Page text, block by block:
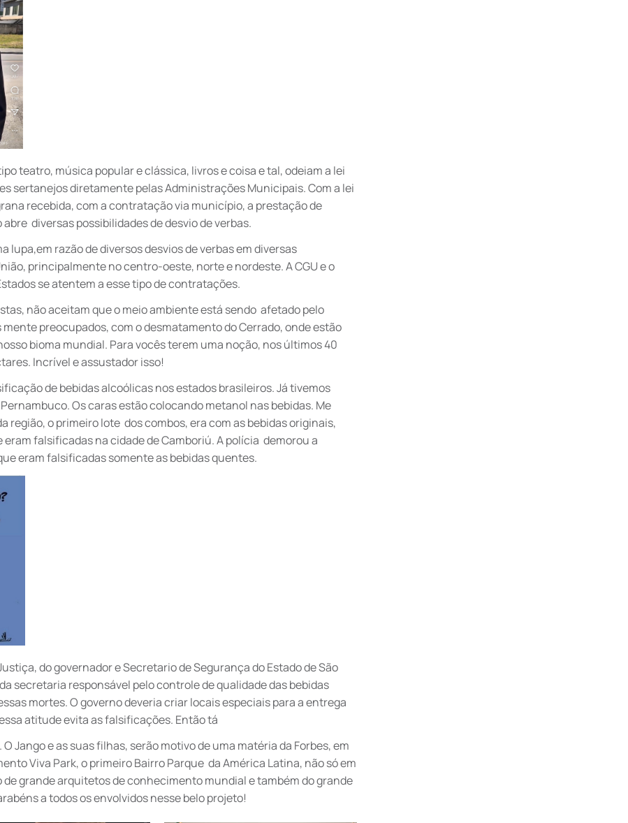
teatro, música popular e clássica, livros e coisa e tal, odeiam a lei
sertanejos diretamente pelas Administrações Municipais. Com a lei
recebida, com a contratação via município, a prestação de
diversas possibilidades de desvio de verbas.
razão de diversos desvios de verbas em diversas
principalmente no centro-oeste, norte e nordeste. A CGU e o
se atentem a esse tipo de contratações.
não aceitam que o meio ambiente está sendo afetado pelo
preocupados, com o desmatamento do Cerrado, onde estão
bioma mundial. Para vocês terem uma noção, nos últimos 40
Incrível e assustador isso!
de bebidas alcoólicas nos estados brasileiros. Já tivemos
Os caras estão colocando metanol nas bebidas. Me
região, o primeiro lote dos combos, era com as bebidas originais,
falsificadas na cidade de Camboriú. A polícia demorou a
eram falsificadas somente as bebidas quentes.
do governador e Secretario de Segurança do Estado de São
secretaria responsável pelo controle de qualidade das bebidas
mortes. O governo deveria criar locais especiais para a entrega
atitude evita as falsificações. Então tá
Jango e as suas filhas, serão motivo de uma matéria da Forbes, em
Viva Park, o primeiro Bairro Parque da América Latina, não só em
grande arquitetos de conhecimento mundial e também do grande
a todos os envolvidos nesse belo projeto!